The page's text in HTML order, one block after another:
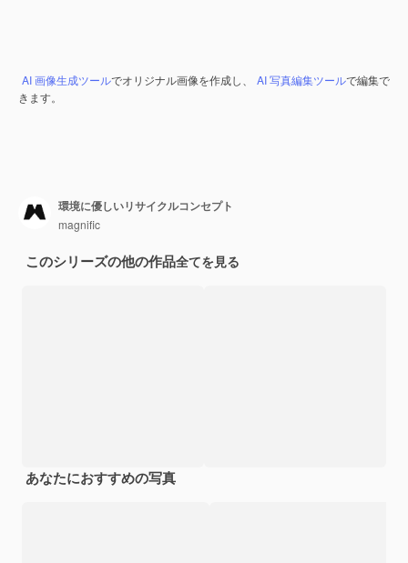
AI 画像生成ツールでオリジナル画像を作成し、 AI 写真編集ツールで編集で
きます。
環境に優しいリサイクルコンセプト
magnific
このシリーズの他の作品全てを見る
あなたにおすすめの写真